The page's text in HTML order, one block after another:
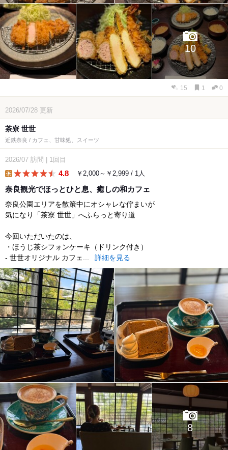
10
15 1 0
2026/07/28 更新
茶寮 世世
近鉄奈良 / カフェ、甘味処、スイーツ
2026/07 訪問 1回目
4.8 ￥2,000～￥2,999 / 1人
奈良観光でほっとひと息、癒しの和カフェ
奈良公園エリアを散策中にオシャレな佇まいが
気になり「茶寮 世世」へふらっと寄り道
今回いただいたのは、
・ほうじ茶シフォンケーキ（ドリンク付き）
- 世世オリジナル カフェ...
詳細を見る
8